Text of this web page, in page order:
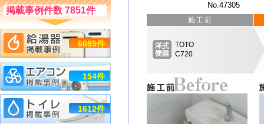
No.47305
施工前
TOTO
C720
掲載事例件数 7851件
6085件
154件
1612件